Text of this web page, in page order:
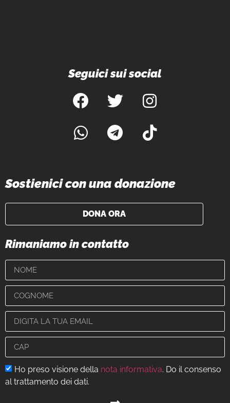
Seguici sui social
Sostienici con una donazione
DONA ORA
Rimaniamo in contatto
Ho preso visione della nota informativa. Do il consenso
al trattamento dei dati.